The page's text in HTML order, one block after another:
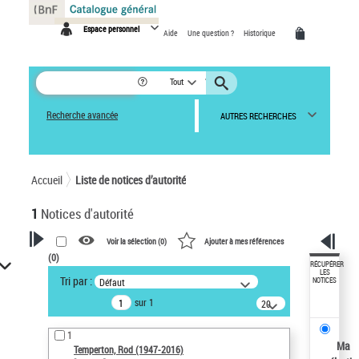
Espace personnel Aide Une question ? Historique
Tout
Recherche avancée AUTRES RECHERCHES
Accueil Liste de notices d’autorité
1 Notices d'autorité
VOTRE RECHERCHE
Recherche avancée dans les
notices d’autorité
Œuvres liées à l'auteur :
Temperton, Rod (1947-2016)
Voir la sélection (0) Ajouter à mes références
(0)
Tri par : Défaut
sur 1
20
résultats/page
1
Temperton, Rod (1947-2016)
RÉCUPÉRER
LES
NOTICES
Ma
Panneau de gestion des cookies